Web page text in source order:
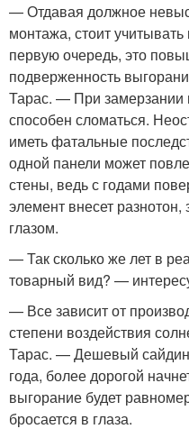
— Отдавая должное
монтажа, стоит
первую очередь, это
подверженность
Тарас. — При замерзании
способен сломаться.
иметь фатальные
одной панели может
стены, ведь с годами
элемент внесет
глазом.
— Так сколько же лет в
товарный вид? —
— Все зависит от
степени воздействия
Тарас. — Дешевый
года, более дорогой
выгорание будет
бросается в глаза.